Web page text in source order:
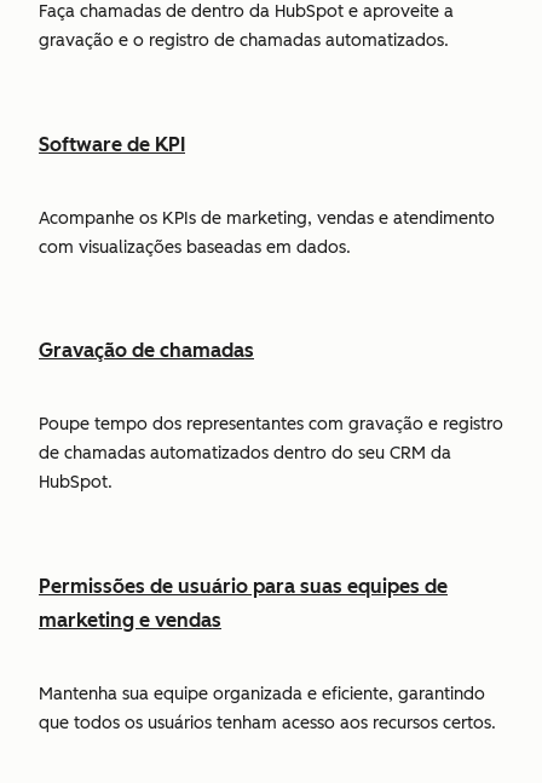
Faça chamadas de dentro da HubSpot e aproveite a
gravação e o registro de chamadas automatizados.
Software de KPI
Acompanhe os KPIs de marketing, vendas e atendimento
com visualizações baseadas em dados.
Gravação de chamadas
Poupe tempo dos representantes com gravação e registro
de chamadas automatizados dentro do seu CRM da
HubSpot.
Permissões de usuário para suas equipes de
marketing e vendas
Mantenha sua equipe organizada e eficiente, garantindo
que todos os usuários tenham acesso aos recursos certos.